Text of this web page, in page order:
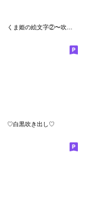
くま姫の絵文字②〜吹き出しで語る♡〜
♡白黒吹き出し♡